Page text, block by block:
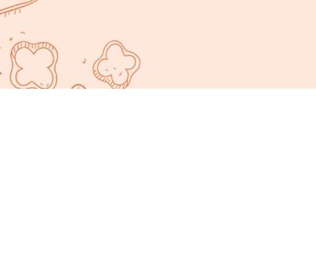
Notre Restaurant
Zones de Livraison